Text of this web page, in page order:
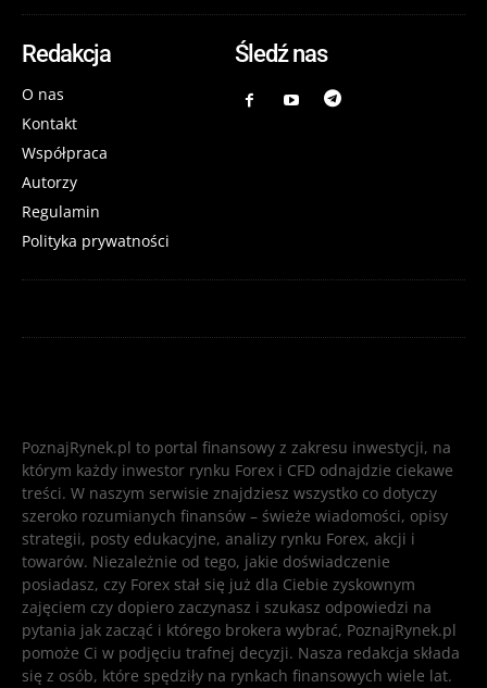
Redakcja
O nas
Kontakt
Współpraca
Autorzy
Regulamin
Polityka prywatności
Śledź nas
PoznajRynek.pl to portal finansowy z zakresu inwestycji, na
którym każdy inwestor rynku Forex i CFD odnajdzie ciekawe
treści. W naszym serwisie znajdziesz wszystko co dotyczy
szeroko rozumianych finansów – świeże wiadomości, opisy
strategii, posty edukacyjne, analizy rynku Forex, akcji i
towarów. Niezależnie od tego, jakie doświadczenie
posiadasz, czy Forex stał się już dla Ciebie zyskownym
zajęciem czy dopiero zaczynasz i szukasz odpowiedzi na
pytania jak zacząć i którego brokera wybrać, PoznajRynek.pl
pomoże Ci w podjęciu trafnej decyzji. Nasza redakcja składa
się z osób, które spędziły na rynkach finansowych wiele lat.